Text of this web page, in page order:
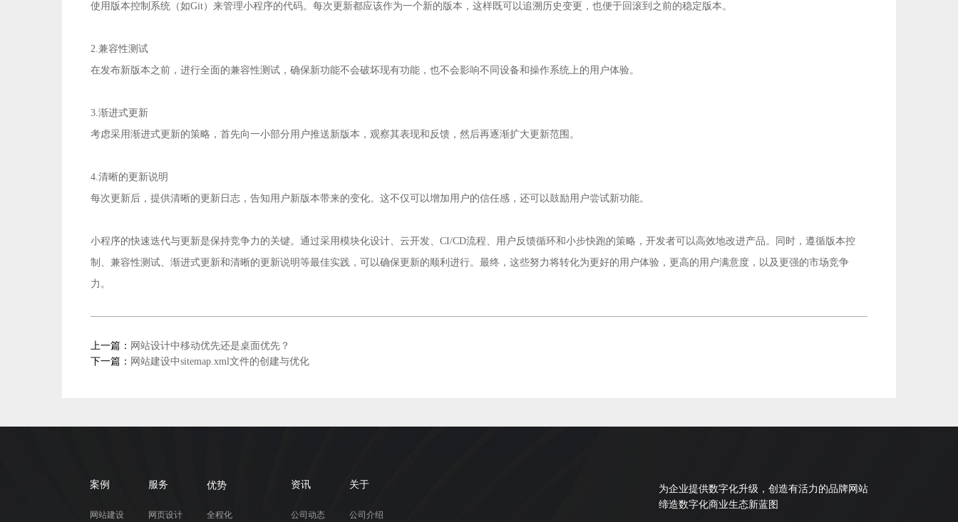
使用版本控制系统（如Git）来管理小程序的代码。每次更新都应该作为一个新的版本，这样既可以追溯历史变更，也便于回滚到之前的稳定版本。
2.兼容性测试
在发布新版本之前，进行全面的兼容性测试，确保新功能不会破坏现有功能，也不会影响不同设备和操作系统上的用户体验。
3.渐进式更新
考虑采用渐进式更新的策略，首先向一小部分用户推送新版本，观察其表现和反馈，然后再逐渐扩大更新范围。
4.清晰的更新说明
每次更新后，提供清晰的更新日志，告知用户新版本带来的变化。这不仅可以增加用户的信任感，还可以鼓励用户尝试新功能。
小程序的快速迭代与更新是保持竞争力的关键。通过采用模块化设计、云开发、CI/CD流程、用户反馈循环和小步快跑的策略，开发者可以高效地改进产品。同时，遵循版本控
制、兼容性测试、渐进式更新和清晰的更新说明等最佳实践，可以确保更新的顺利进行。最终，这些努力将转化为更好的用户体验，更高的用户满意度，以及更强的市场竞争
力。
上一篇： 网站设计中移动优先还是桌面优先？
下一篇： 网站建设中sitemap.xml文件的创建与优化
案例
网站建设
服务
网页设计
优势
全程化
资讯
公司动态
关于
公司介绍
为企业提供数字化升级，创造有活力的品牌网站
缔造数字化商业生态新蓝图